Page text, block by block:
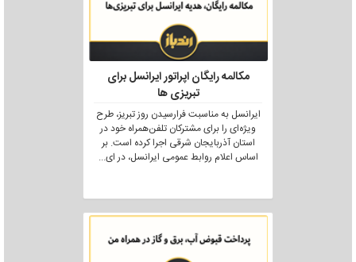
مکالمه رایگان اپراتور ایرانسل برای
تبریزی ها
ایرانسل به مناسبت فرارسیدن روز تبریز، طرح
ویژه‌ای را برای مشترکان تلفن‌همراه خود در
استان آذربایجان شرقی اجرا کرده است. بر
اساس اعلام روابط عمومی ایرانسل، در ای...